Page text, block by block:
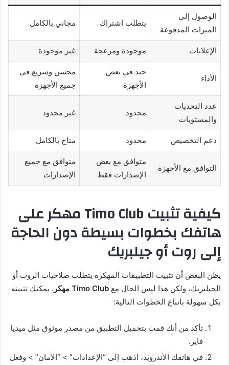
الوصول إلى
الميزات المدفوعة
يتطلب اشتراك مجاني بالكامل
الإعلانات موجودة ومزعجة غير موجودة
الأداء
جيد في بعض
الأجهزة
محسن وسريع في
جميع الأجهزة
عدد التحديات
والمستويات
محدود غير محدود
دعم التخصيص محدود متاح بالكامل
التوافق مع الأجهزة
متوافق مع بعض
الإصدارات فقط
متوافق مع جميع
الإصدارات
كيفية تثبيت Timo Club مهكر على
هاتفك بخطوات بسيطة دون الحاجة
إلى روت أو جيلبريك
يظن البعض أن تثبيت التطبيقات المهكرة يتطلب صلاحيات الروت أو
الجيلبريك، ولكن هذا ليس الحال مع Timo Club مهكر
. يمكنك تثبيته
بكل سهولة باتباع الخطوات التالية:
تأكد من أنك قمت بتحميل التطبيق من مصدر موثوق مثل ميديا
فاير.
في هاتفك الأندرويد، اذهب إلى “الإعدادات” > “الأمان” > وفعل